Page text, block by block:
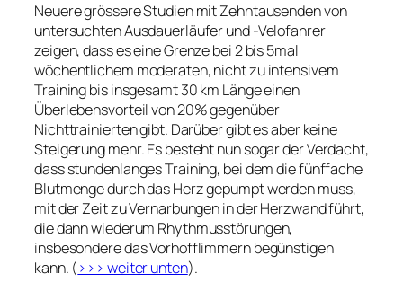
Neuere grössere Studien mit Zehntausenden von
untersuchten Ausdauerläufer und -Velofahrer
zeigen, dass es eine Grenze bei 2 bis 5mal
wöchentlichem moderaten, nicht zu intensivem
Training bis insgesamt 30 km Länge einen
Überlebensvorteil von 20% gegenüber
Nichttrainierten gibt. Darüber gibt es aber keine
Steigerung mehr. Es besteht nun sogar der Verdacht,
dass stundenlanges Training, bei dem die fünffache
Blutmenge durch das Herz gepumpt werden muss,
mit der Zeit zu Vernarbungen in der Herzwand führt,
die dann wiederum Rhythmusstörungen,
insbesondere das Vorhofflimmern begünstigen
kann. (>>> weiter unten).